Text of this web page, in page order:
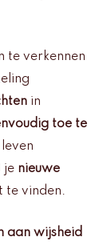
te verkennen
in
toe te
je nieuwe
te vinden.
aan wijsheid